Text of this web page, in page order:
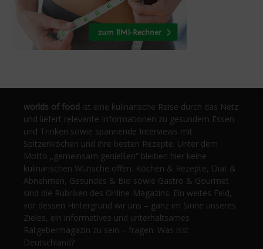
worlds of food ist eine kulinarische Reise durch das Netz
und liefert relevante Informationen zu gesundem Essen
und Trinken sowie spannende Interviews mit
Spitzenköchen und ihre besten Rezepte. Unter dem
Motto „gemeinsam genießen“ bleiben hier keine
kulinarischen Wünsche offen. Kochen & Rezepte, Diät &
Abnehmen, Gesundes & Bio sowie Gastro & Gourmet
sind die Rubriken des Online-Magazins. Ein weites Feld,
vor dessen Hintergrund wir uns – ganz im Sinne unseres
Zieles, ein informatives und unterhaltsames
Ratgebermagazin zu sein – fragen: Was isst
Deutschland?